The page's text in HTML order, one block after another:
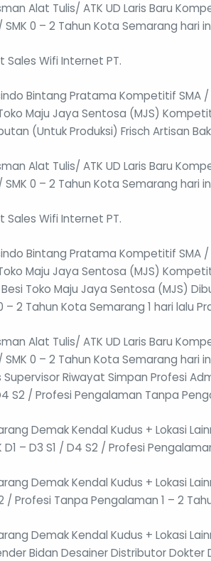
Alat Tulis/ ATK UD Laris Baru
SMK 0 – 2 Tahun Kota Semarang
Sales Wifi Internet PT.
Bintang Pratama Kompetitif SMA
Maju Jaya Sentosa (MJS)
(Untuk Produksi) Frisch Artisan
Alat Tulis/ ATK UD Laris Baru
SMK 0 – 2 Tahun Kota Semarang hari
Sales Wifi Internet PT.
Bintang Pratama Kompetitif SMA
Maju Jaya Sentosa (MJS)
Toko Maju Jaya Sentosa (MJS)
– 2 Tahun Kota Semarang 1 hari lalu
Alat Tulis/ ATK UD Laris Baru
SMK 0 – 2 Tahun Kota Semarang
Supervisor Riwayat Simpan Profesi
S2 / Profesi Pengalaman Tanpa
Demak Kendal Kudus + Lokasi
D1 – D3 S1 / D4 S2 / Profesi
Demak Kendal Kudus + Lokasi
/ Profesi Tanpa Pengalaman 1 – 2
Demak Kendal Kudus + Lokasi
Bidan Desainer Distributor Dokter